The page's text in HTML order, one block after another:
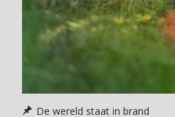
De wereld staat in brand